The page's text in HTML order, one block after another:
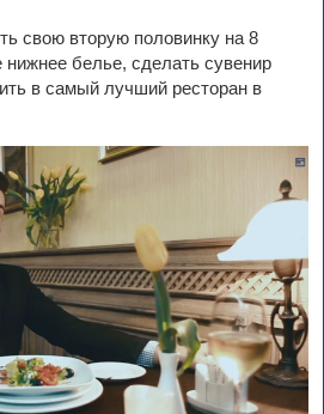
свою вторую половинку на 8
нижнее белье, сделать сувенир
в самый лучший ресторан в